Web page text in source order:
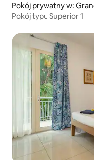
Pokój prywatny w:
Pokój typu Superior 1